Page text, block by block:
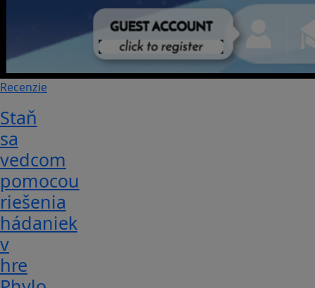
Recenzie
Staň
sa
vedcom
pomocou
riešenia
hádaniek
v
hre